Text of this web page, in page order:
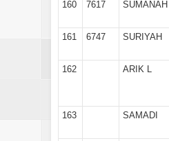
160
7617 SUMANAH
161
6747 SURIYAH
162
ARIK L
163
SAMADI